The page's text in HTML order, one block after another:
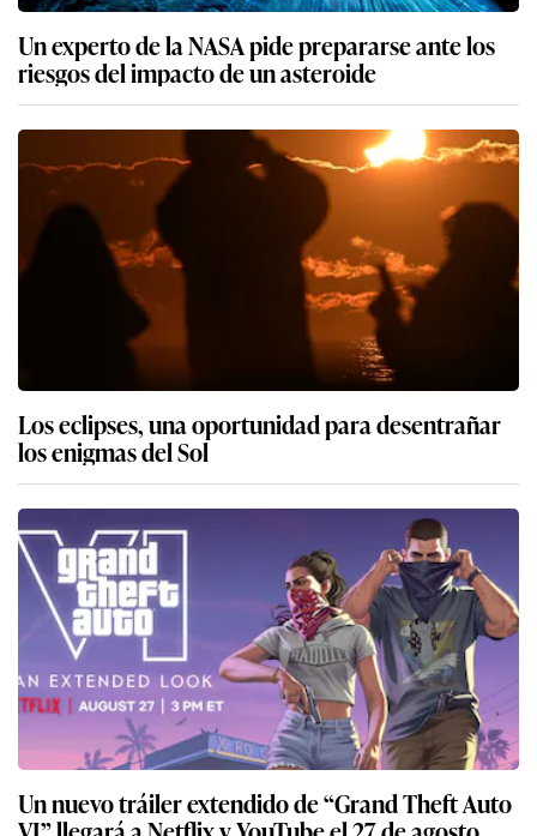
Un experto de la NASA pide prepararse ante los
riesgos del impacto de un asteroide
Los eclipses, una oportunidad para desentrañar
los enigmas del Sol
Un nuevo tráiler extendido de “Grand Theft Auto